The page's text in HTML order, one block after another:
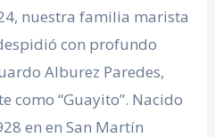
nuestra familia marista
con profundo
Alburez Paredes,
como “Guayito”. Nacido
en en San Martín